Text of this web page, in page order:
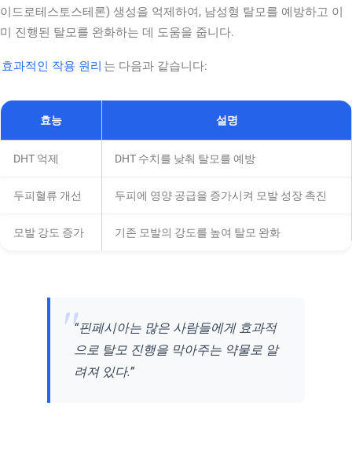
이드로테스토스테론) 생성을 억제하여, 남성형 탈모를 예방하고 이
미 진행된 탈모를 완화하는 데 도움을 줍니다.
효과적인 작용 원리 는 다음과 같습니다:
효능 설명
DHT 억제 DHT 수치를 낮춰 탈모를 예방
두피혈류 개선 두피에 영양 공급을 증가시켜 모발 성장 촉진
모발 강도 증가 기존 모발의 강도를 높여 탈모 완화
“핀페시아는 많은 사람들에게 효과적
으로 탈모 진행을 막아주는 약물로 알
려져 있다.”